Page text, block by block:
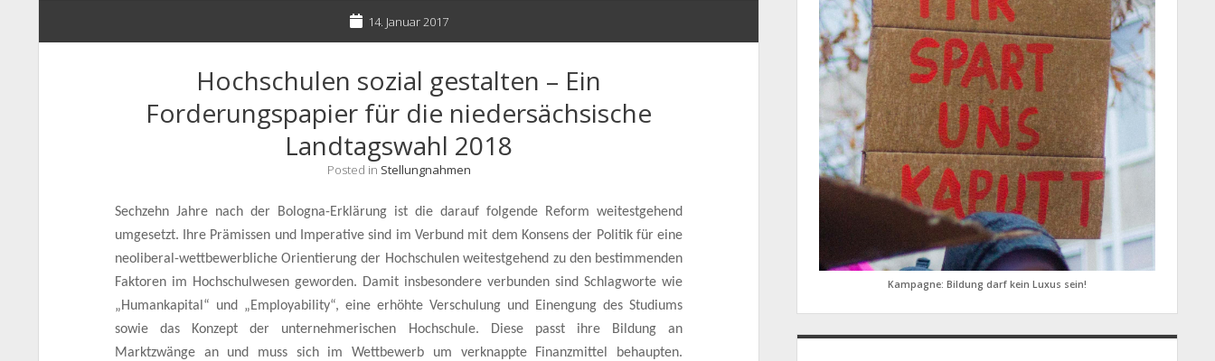
14. Januar 2017
Hochschulen sozial gestalten – Ein
Forderungspapier für die niedersächsische
Landtagswahl 2018
Posted in Stellungnahmen
Sechzehn Jahre nach der Bologna-Erklärung ist die darauf folgende Reform weitestgehend
umgesetzt. Ihre Prämissen und Imperative sind im Verbund mit dem Konsens der Politik für eine
neoliberal-wettbewerbliche Orientierung der Hochschulen weitestgehend zu den bestimmenden
Faktoren im Hochschulwesen geworden. Damit insbesondere verbunden sind Schlagworte wie
„Humankapital“ und „Employability“, eine erhöhte Verschulung und Einengung des Studiums
sowie das Konzept der unternehmerischen Hochschule. Diese passt ihre Bildung an
Marktzwänge an und muss sich im Wettbewerb um verknappte Finanzmittel behaupten.
Kampagne: Bildung darf kein Luxus sein!